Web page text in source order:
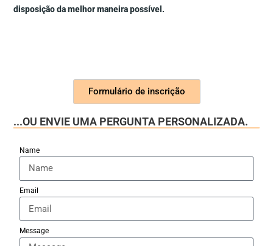
disposição da melhor maneira possível.
Formulário de inscrição
...OU ENVIE UMA PERGUNTA PERSONALIZADA.
Name
Email
Message